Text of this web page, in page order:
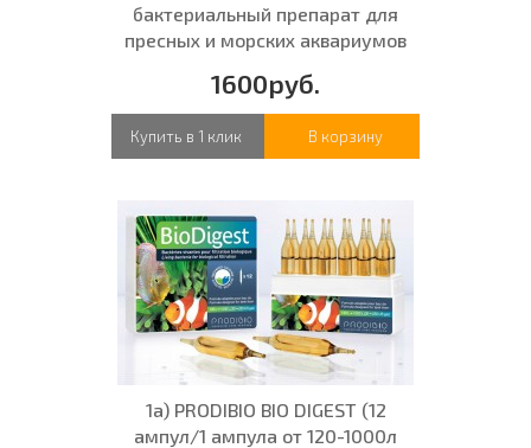
бактериальный препарат для
пресных и морских аквариумов
1600руб.
Купить в 1 клик В корзину
1а) PRODIBIO BIO DIGEST (12
ампул/1 ампула от 120-1000л